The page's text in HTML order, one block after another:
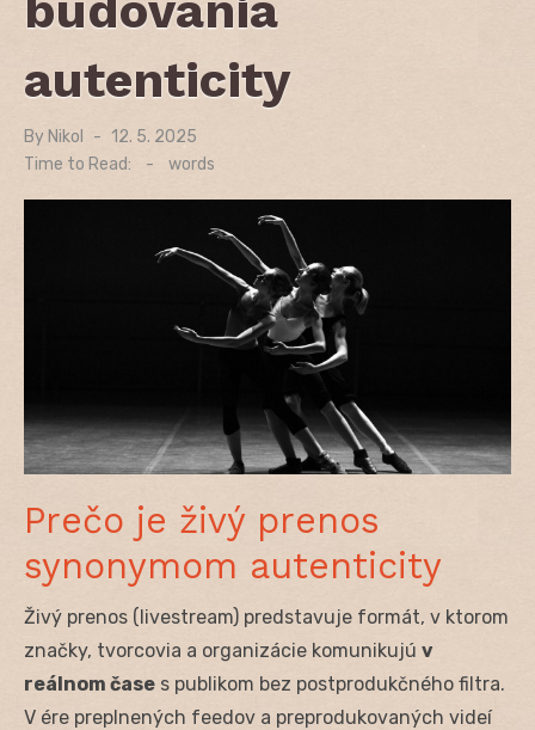
autenticity
By Nikol
Posted
on
12. 5. 2025
Time to Read:
- words
Prečo je živý prenos
synonymom autenticity
Živý prenos (livestream) predstavuje formát, v ktorom
značky, tvorcovia a organizácie komunikujú v
reálnom čase s publikom bez postprodukčného filtra.
V ére preplnených feedov a preprodukovaných videí